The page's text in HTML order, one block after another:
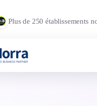
Plus de 250 établissements